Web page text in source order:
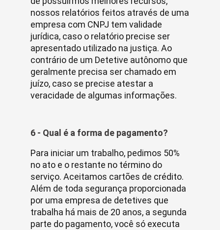
nossos relatórios feitos através de uma
empresa com CNPJ tem validade
jurídica, caso o relatório precise ser
apresentado utilizado na justiça. Ao
contrário de um Detetive autônomo que
geralmente precisa ser chamado em
juízo, caso se precise atestar a
veracidade de algumas informações.
6 - Qual é a forma de pagamento?
Para iniciar um trabalho, pedimos 50%
no ato e o restante no término do
serviço. Aceitamos cartões de crédito.
Além de toda segurança proporcionada
por uma empresa de detetives que
trabalha há mais de 20 anos, a segunda
parte do pagamento, você só executa